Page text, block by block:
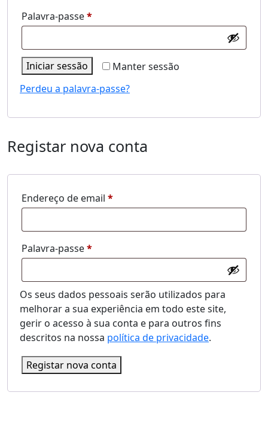
Palavra-passe*Obrigatório
Manter sessão
Iniciar sessão
Perdeu a palavra-passe?
Registar nova conta
Endereço de email *Obrigatório
Palavra-passe*Obrigatório
Os seus dados pessoais serão utilizados para
melhorar a sua experiência em todo este site,
gerir o acesso à sua conta e para outros fins
descritos na nossa política de privacidade.
Registar nova conta